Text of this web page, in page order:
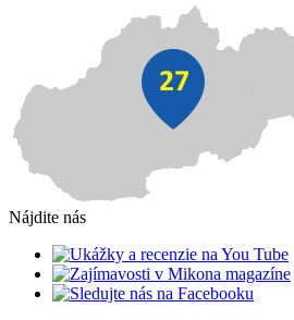
Nájdite nás